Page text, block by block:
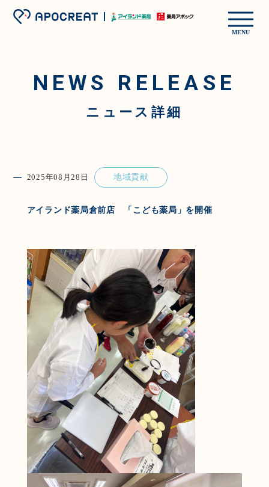
MENU
NEWS RELEASE
ニュース詳細
2025年08月28日 地域貢献
アイランド薬局倉前店 「こども薬局」を開催